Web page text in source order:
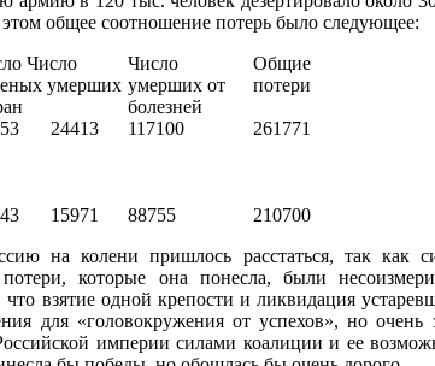
общее соотношение потерь было следующее:
Число
умерших
Число
умерших от
болез­ней
Общие
потери
24413 117100 261771
15971 88755
210700
на колени пришлось расстаться, так как
которые она понесла, были
что взятие одной крепости и ликвидация
для «головокружения от успехов», но
империи силами коалиции и ее